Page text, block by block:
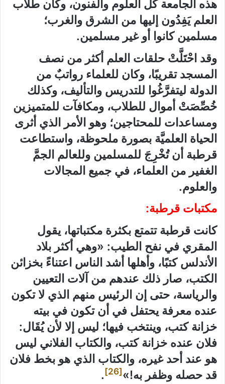
هذه الجامعة كل العلوم والفنون، وكان طلاب
العلم يَفِدُون إليها من الشرق والغرب؛
مسلمين كانوا أو غير مسلمين.
وقد احْتَلَّتْ حلقات العلم أكثر من نصف
المسجد تقريبًا، وكان للعلماء رواتبٌ من
الدولة ليتفرَّغُوا للتدريس والتأليف، وكذلك
خُصِّصَتْ أموال للطلاب، ومكافآت للمتميزين
ومساعدات للمحتاجين؛ وهو الأمر الذي أثرى
الحياة العلميَّة بصورة ملحوظة، واستطاعت
قرطبة أن تُخْرِجَ للمسلمين وللعالم الجمَّ
الغفير من العلماء، في جميع المجالات
والعلوم.
مكتبات قرطبة:
كانت قرطبة تتمتع بكثرة مكتباتها، يقول
المقري في نفح الطيب: «وهي أكثر بلاد
الأندلس كتبًا، وأهلها أشد الناس اعتناءً بخزائن
الكتب، صار ذلك عندهم من آلات التعيين
والرياسة، حتى إن الرئيس منهم الذي لا تكون
عنده معرفة يحتفل في أن تكون في بيته
خزانة كتب، وينتخب فيها؛ ليس إلا لأن يُقَال:
فلان عنده خزانة كتب، والكتاب الفلاني ليس
هو عند أحد غيره، والكتاب الذي هو بخط فلان
قد حصله وظفر به!»[26]
.